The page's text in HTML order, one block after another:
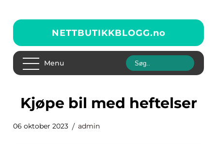
NETTBUTIKKBLOGG.no
Menu
kjøpe bil med heftelser
06 oktober 2023 admin